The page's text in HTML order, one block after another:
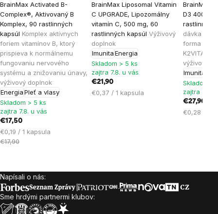
BrainMax Activated B-
Complex®, Aktivovaný B
Komplex, 90 rastlinných
kapsúl Komplex aktívnych
foriem vitamínov B, ktorý
prispieva k normálnemu
fungovaniu nervového
systému a znižovaniu únavy,
výživový doplnok
EnergiaPleť a vlasy
hodnotenie
produktu
je
4,9
z
5
hviezdičiek.
Skladom > 5 ks
zajtra 7.8. u vás
€17,50
Jednotková
cena:
€0,19 / 1 kapsula
€17,90
BrainMax Liposomal Vitamin
C UPGRADE, Lipozomálny
vitamín C, 500 mg, 60
rastlinných kapsúl Výživový
doplnok
ImunitaEnergia
hodnotenie
produktu
je
5,0
z
5
hviezdičiek.
Skladom > 5 ks
zajtra 7.8. u vás
€21,90
Jednotková
€0,37 / 1 kapsula
BrainMax
D3 4000
dávka D3
forma K2
výživový
Imunita
produktu
je
4,9
z
5
Skladom >
zajtra 7.8.
€27,90
Jednotková
€0,28 / 1
Zápätie
Napísali o nás:
Sme hrdými partnermi klubov: